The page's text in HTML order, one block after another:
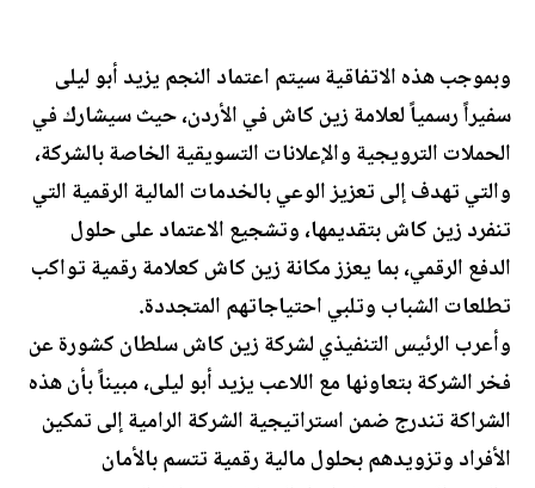
وبموجب هذه الاتفاقية سيتم اعتماد النجم يزيد أبو ليلى
سفيراً رسمياً لعلامة زين كاش في الأردن، حيث سيشارك في
الحملات الترويجية والإعلانات التسويقية الخاصة بالشركة،
والتي تهدف إلى تعزيز الوعي بالخدمات المالية الرقمية التي
تنفرد زين كاش بتقديمها، وتشجيع الاعتماد على حلول
الدفع الرقمي، بما يعزز مكانة زين كاش كعلامة رقمية تواكب
تطلعات الشباب وتلبي احتياجاتهم المتجددة.
وأعرب الرئيس التنفيذي لشركة زين كاش سلطان كشورة عن
فخر الشركة بتعاونها مع اللاعب يزيد أبو ليلى، مبيناً بأن هذه
الشراكة تندرج ضمن استراتيجية الشركة الرامية إلى تمكين
الأفراد وتزويدهم بحلول مالية رقمية تتسم بالأمان